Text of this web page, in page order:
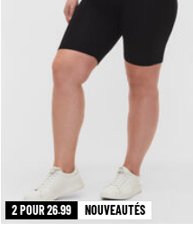
2 POUR 26.99 NOUVEAUTÉS